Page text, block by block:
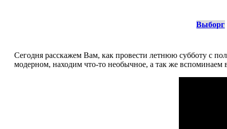
Выборг
Сегодня расскажем Вам, как провести летнюю субботу с
модерном, находим что-то необычное, а так же вспоминаем